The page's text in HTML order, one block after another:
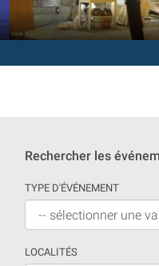
Rechercher les
TYPE D'ÉVÉNEMENT
LOCALITÉS